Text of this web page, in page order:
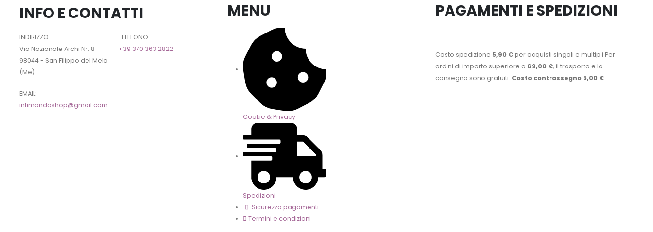
INFO E CONTATTI
INDIRIZZO:
Via Nazionale Archi Nr. 8 -
98044 - San Filippo del Mela
(Me)
TELEFONO:
+39 370 363 2822
EMAIL:
intimandoshop@gmail.com
MENU
Cookie & Privacy
Spedizioni
Sicurezza pagamenti
Termini e condizioni
PAGAMENTI E SPEDIZIONI
Costo spedizione 5,90 €per acquisti singoli e multipli Per
ordini di importo superiore a 69,00 €, il trasporto e la
consegna sono gratuiti. Costo contrassegno 5,00 €